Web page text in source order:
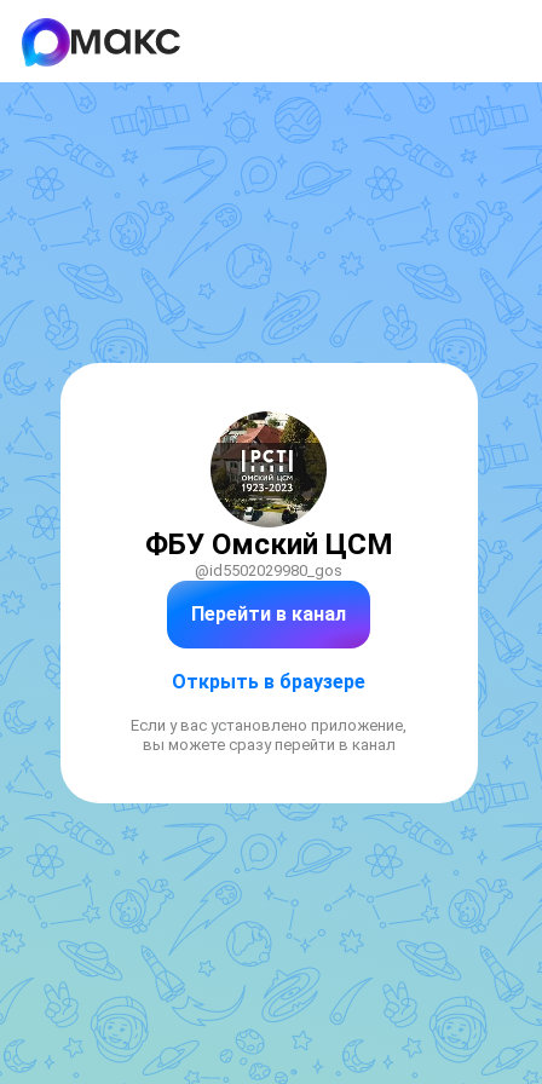
ФБУ Омский ЦСМ
@id5502029980_gos
Перейти в канал
Открыть в браузере
Если у вас установлено приложение,
вы можете сразу перейти в канал